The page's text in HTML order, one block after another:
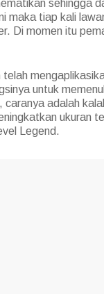
sehingga
maka tiap kali
Di momen itu
untuk
caranya adalah
ukuran
Legend.